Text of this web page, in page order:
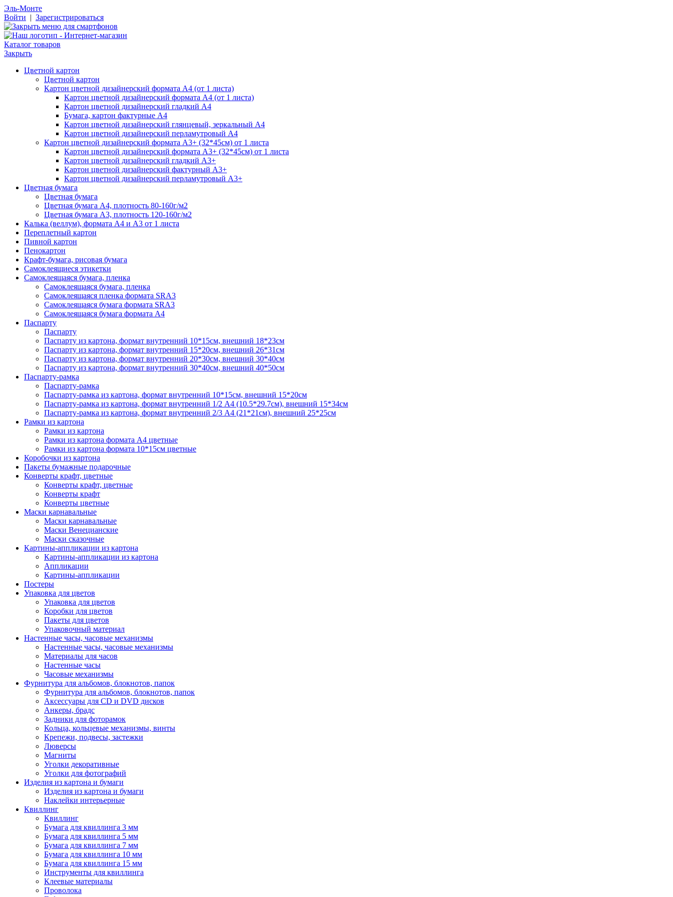
Эль-Монте
Войти | Зарегистрироваться
Каталог товаров
Закрыть
Цветной картон
Цветной картон
Картон цветной дизайнерский формата А4 (от 1 листа)
Картон цветной дизайнерский формата А4 (от 1 листа)
Картон цветной дизайнерский гладкий А4
Бумага, картон фактурные А4
Картон цветной дизайнерский глянцевый, зеркальный А4
Картон цветной дизайнерский перламутровый А4
Картон цветной дизайнерский формата А3+ (32*45см) от 1 листа
Картон цветной дизайнерский формата А3+ (32*45см) от 1 листа
Картон цветной дизайнерский гладкий А3+
Картон цветной дизайнерский фактурный А3+
Картон цветной дизайнерский перламутровый А3+
Цветная бумага
Цветная бумага
Цветная бумага А4, плотность 80-160г/м2
Цветная бумага А3, плотность 120-160г/м2
Калька (веллум), формата А4 и А3 от 1 листа
Переплетный картон
Пивной картон
Пенокартон
Крафт-бумага, рисовая бумага
Самоклеящиеся этикетки
Самоклеящаяся бумага, пленка
Самоклеящаяся бумага, пленка
Самоклеящаяся пленка формата SRА3
Самоклеящаяся бумага формата SRА3
Самоклеящаяся бумага формата А4
Паспарту
Паспарту
Паспарту из картона, формат внутренний 10*15см, внешний 18*23см
Паспарту из картона, формат внутренний 15*20см, внешний 26*31см
Паспарту из картона, формат внутренний 20*30см, внешний 30*40см
Паспарту из картона, формат внутренний 30*40см, внешний 40*50см
Паспарту-рамка
Паспарту-рамка
Паспарту-рамка из картона, формат внутренний 10*15см, внешний 15*20см
Паспарту-рамка из картона, формат внутренний 1/2 А4 (10.5*29.7см), внешний 15*34см
Паспарту-рамка из картона, формат внутренний 2/3 А4 (21*21см), внешний 25*25см
Рамки из картона
Рамки из картона
Рамки из картона формата А4 цветные
Рамки из картона формата 10*15см цветные
Коробочки из картона
Пакеты бумажные подарочные
Конверты крафт, цветные
Конверты крафт, цветные
Конверты крафт
Конверты цветные
Маски карнавальные
Маски карнавальные
Маски Венецианские
Маски сказочные
Картины-аппликации из картона
Картины-аппликации из картона
Аппликации
Картины-аппликации
Постеры
Упаковка для цветов
Упаковка для цветов
Коробки для цветов
Пакеты для цветов
Упаковочный материал
Настенные часы, часовые механизмы
Настенные часы, часовые механизмы
Материалы для часов
Настенные часы
Часовые механизмы
Фурнитура для альбомов, блокнотов, папок
Фурнитура для альбомов, блокнотов, папок
Аксессуары для CD и DVD дисков
Анкеры, брадс
Задники для фоторамок
Кольца, кольцевые механизмы, винты
Крепежи, подвесы, застежки
Люверсы
Магниты
Уголки декоративные
Уголки для фотографий
Изделия из картона и бумаги
Изделия из картона и бумаги
Наклейки интерьерные
Квиллинг
Квиллинг
Бумага для квиллинга 3 мм
Бумага для квиллинга 5 мм
Бумага для квиллинга 7 мм
Бумага для квиллинга 10 мм
Бумага для квиллинга 15 мм
Инструменты для квиллинга
Клеевые материалы
Проволока